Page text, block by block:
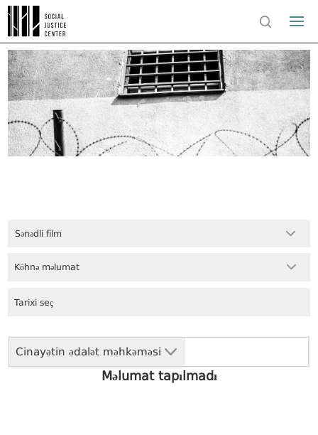
Sənədli film
Cinayətin ədalət məhkəməsi
Köhnə məlumat
Məlumat tapılmadı